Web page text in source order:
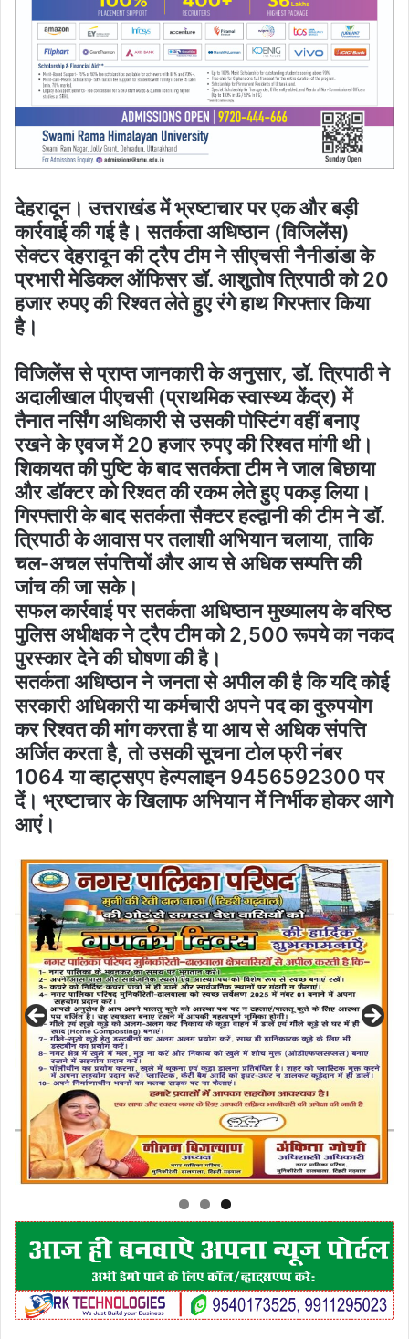
देहरादून। उत्तराखंड में भ्रष्टाचार पर एक और बड़ी
कार्रवाई की गई है। सतर्कता अधिष्ठान (विजिलेंस)
सेक्टर देहरादून की ट्रैप टीम ने सीएचसी नैनीडांडा के
प्रभारी मेडिकल ऑफिसर डॉ. आशुतोष त्रिपाठी को 20
हजार रुपए की रिश्वत लेते हुए रंगे हाथ गिरफ्तार किया
है।
विजिलेंस से प्राप्त जानकारी के अनुसार, डॉ. त्रिपाठी ने
अदालीखाल पीएचसी (प्राथमिक स्वास्थ्य केंद्र) में
तैनात नर्सिंग अधिकारी से उसकी पोस्टिंग वहीं बनाए
रखने के एवज में 20 हजार रुपए की रिश्वत मांगी थी।
शिकायत की पुष्टि के बाद सतर्कता टीम ने जाल बिछाया
और डॉक्टर को रिश्वत की रकम लेते हुए पकड़ लिया।
गिरफ्तारी के बाद सतर्कता सैक्टर हल्द्वानी की टीम ने डॉ.
त्रिपाठी के आवास पर तलाशी अभियान चलाया, ताकि
चल-अचल संपत्तियों और आय से अधिक सम्पत्ति की
जांच की जा सके।
सफल कार्रवाई पर सतर्कता अधिष्ठान मुख्यालय के वरिष्ठ
पुलिस अधीक्षक ने ट्रैप टीम को 2,500 रूपये का नकद
पुरस्कार देने की घोषणा की है।
सतर्कता अधिष्ठान ने जनता से अपील की है कि यदि कोई
सरकारी अधिकारी या कर्मचारी अपने पद का दुरुपयोग
कर रिश्वत की मांग करता है या आय से अधिक संपत्ति
अर्जित करता है, तो उसकी सूचना टोल फ्री नंबर
1064 या व्हाट्सएप हेल्पलाइन 9456592300 पर
दें। भ्रष्टाचार के खिलाफ अभियान में निर्भीक होकर आगे
आएं।